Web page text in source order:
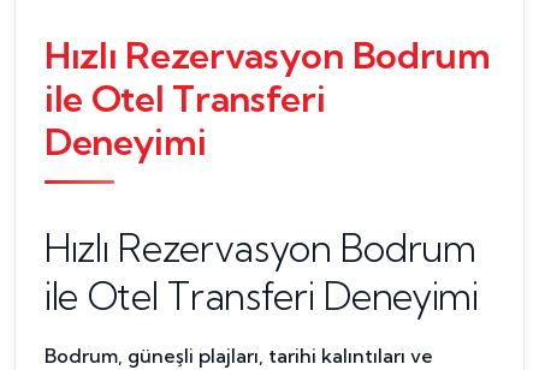
Hızlı Rezervasyon Bodrum
ile Otel Transferi
Deneyimi
Hızlı Rezervasyon Bodrum
ile Otel Transferi Deneyimi
Bodrum, güneşli plajları, tarihi kalıntıları ve